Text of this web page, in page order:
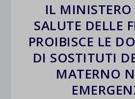
IL
SALUTE DELLE
PROIBISCE LE
DI SOSTITUTI
MATERNO